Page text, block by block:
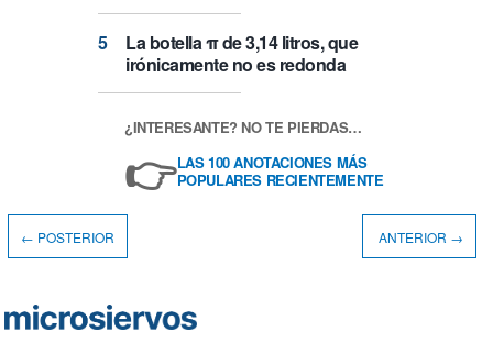
La botella π de 3,14 litros, que
irónicamente no es redonda
¿INTERESANTE? NO TE PIERDAS…
👉LAS 100 ANOTACIONES MÁS
POPULARES RECIENTEMENTE
← POSTERIOR ANTERIOR →